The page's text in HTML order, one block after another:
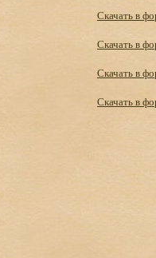
Скачать в
Скачать в
Скачать в
Скачать в